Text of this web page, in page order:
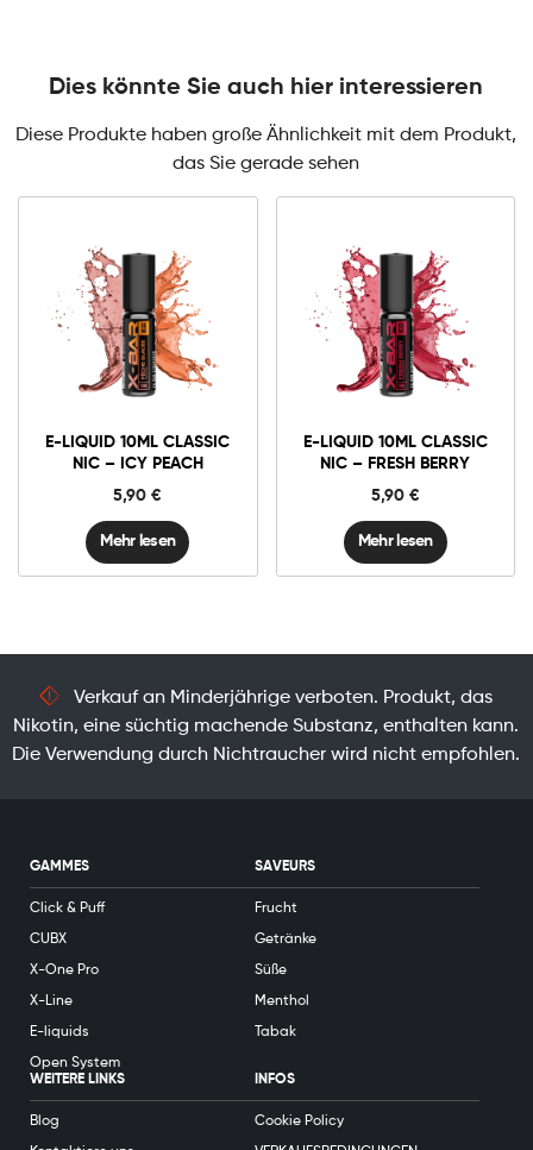
Dies könnte Sie auch hier interessieren
Diese Produkte haben große Ähnlichkeit mit dem Produkt,
das Sie gerade sehen
E-LIQUID 10ML CLASSIC
NIC – ICY PEACH
5,90€
Mehr lesen
E-LIQUID 10ML CLASSIC
NIC – FRESH BERRY
5,90 €
Mehr lesen
Verkauf an Minderjährige verboten. Produkt, das
Nikotin, eine süchtig machende Substanz, enthalten kann.
Die Verwendung durch Nichtraucher wird nicht empfohlen.
GAMMES
Click & Puff
CUBX
X-One Pro
X-Line
E-liquids
Open System
SAVEURS
Frucht
Getränke
Süße
Menthol
Tabak
WEITERE LINKS
Blog
INFOS
Cookie Policy